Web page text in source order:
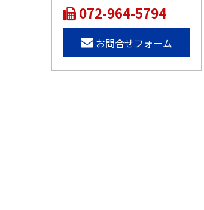
072-964-5794
お問合せフォーム